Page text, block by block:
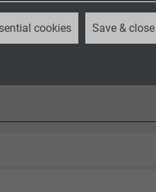
cookies Save & close